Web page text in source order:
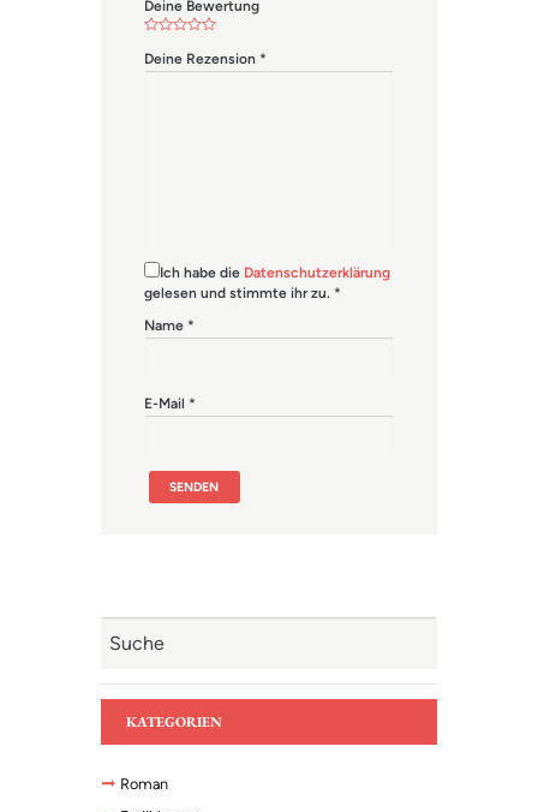
Deine Bewertung
Deine Rezension *
Ich habe die Datenschutzerklärung
gelesen und stimmte ihr zu. *
Name *
E-Mail *
KATEGORIEN
Roman